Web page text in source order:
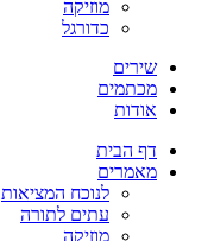
מוזיקה
כדורגל
שירים
מכתמים
אודות
דף הבית
מאמרים
לנוכח המציאות
עתים לתורה
מוזיקה